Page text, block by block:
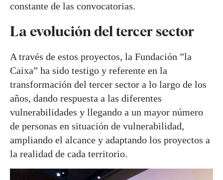
constante de las convocatorias.
La evolución del tercer sector
A través de estos proyectos, la Fundación ”la
Caixa” ha sido testigo y referente en la
transformación del tercer sector a lo largo de los
años, dando respuesta a las diferentes
vulnerabilidades y llegando a un mayor número
de personas en situación de vulnerabilidad,
ampliando el alcance y adaptando los proyectos a
la realidad de cada territorio.